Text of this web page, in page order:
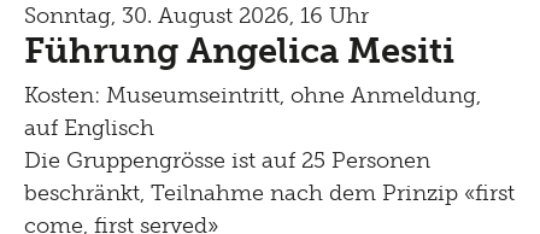
Sonntag, 30. August 2026, 16 Uhr
Führung Angelica Mesiti
Kosten: Museumseintritt, ohne Anmeldung,
auf Englisch
Die Gruppengrösse ist auf 25 Personen
beschränkt, Teilnahme nach dem Prinzip «first
come, first served»